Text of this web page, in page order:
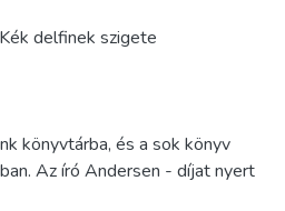
delfinek szigete
könyvtárba, és a sok könyv
Az író Andersen - díjat nyert